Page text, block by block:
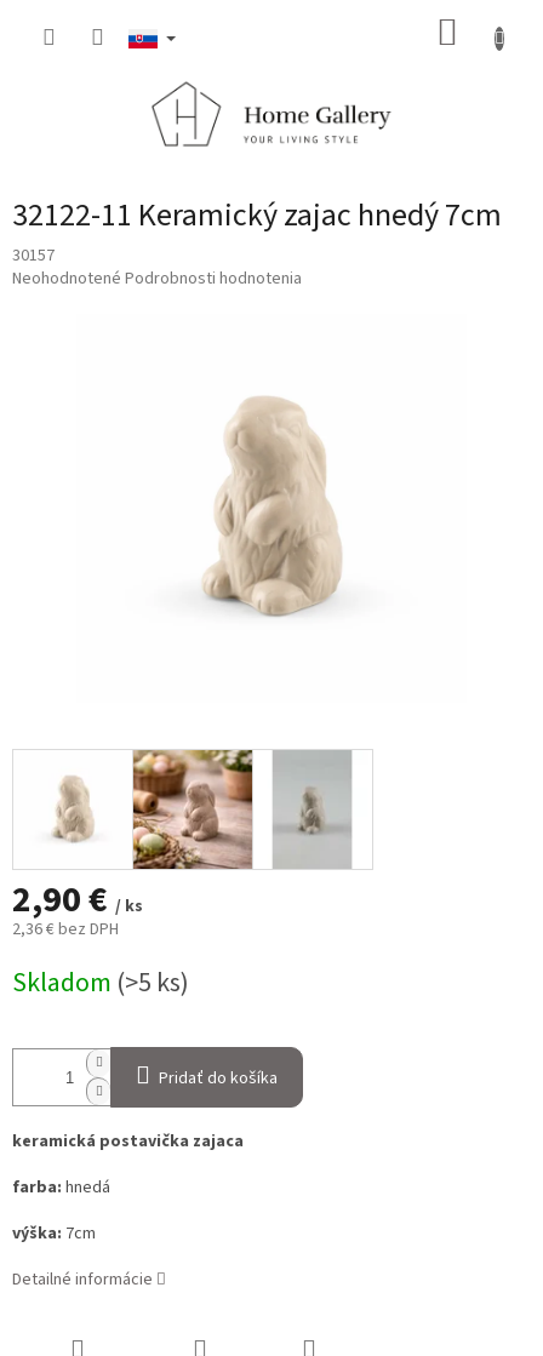
32122-11 Keramický zajac hnedý 7cm
30157
Priemerné
Neohodnotené Podrobnosti hodnotenia
2,90 € / ks
2,36 € bez DPH
cena:
Skladom (>5 ks)
Pridať do košíka
keramická postavička zajaca
farba: hnedá
výška: 7cm
Detailné informácie